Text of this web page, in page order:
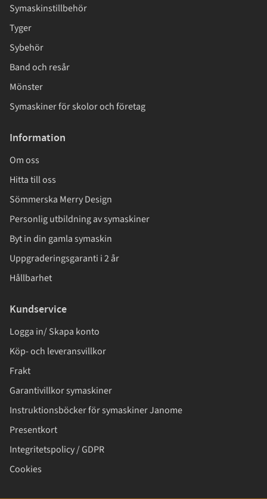
Symaskinstillbehör
Tyger
Sybehör
Band och resår
Mönster
Symaskiner för skolor och företag
Information
Om oss
Hitta till oss
Sömmerska Merry Design
Personlig utbildning av symaskiner
Byt in din gamla symaskin
Uppgraderingsgaranti i 2 år
Hållbarhet
Kundservice
Logga in/ Skapa konto
Köp- och leveransvillkor
Frakt
Garantivillkor symaskiner
Instruktionsböcker för symaskiner Janome
Presentkort
Integritetspolicy / GDPR
Cookies